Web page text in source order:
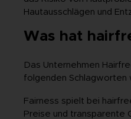
Hautausschlägen und
Was hat
Das Unternehmen
folgenden Schlagworten
Fairness spielt bei
Preise und transparente